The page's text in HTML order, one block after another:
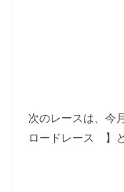
次のレースは、
ロードレース 】と